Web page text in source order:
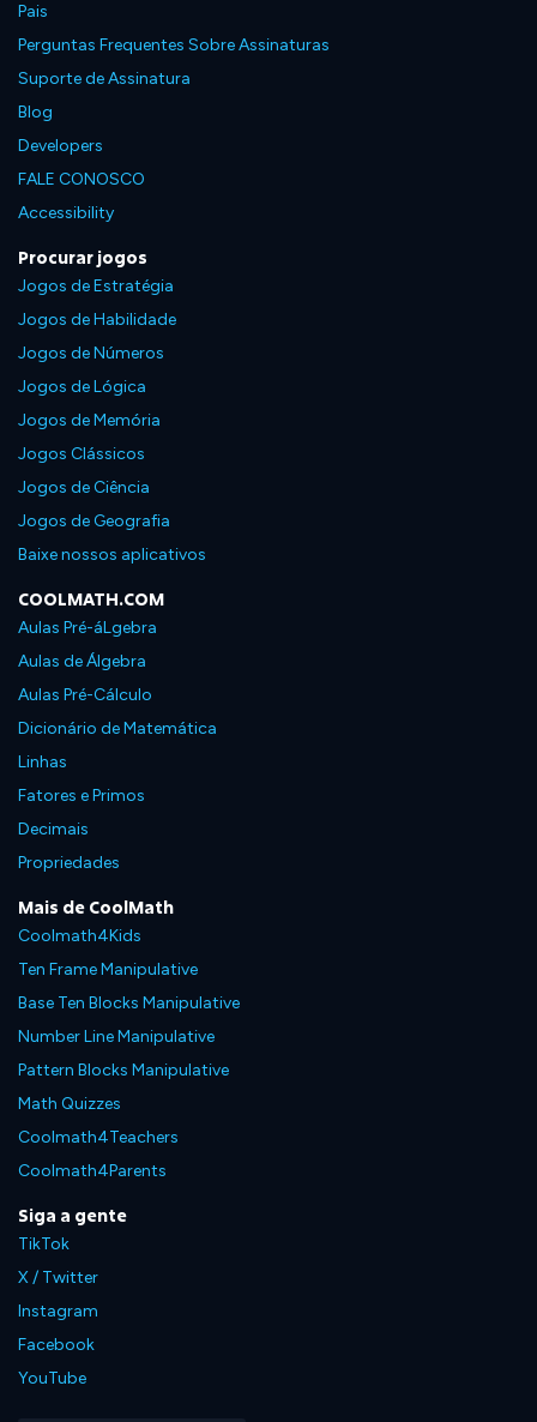
Pais
Perguntas Frequentes Sobre Assinaturas
Suporte de Assinatura
Blog
Developers
FALE CONOSCO
Accessibility
Procurar jogos
Jogos de Estratégia
Jogos de Habilidade
Jogos de Números
Jogos de Lógica
Jogos de Memória
Jogos Clássicos
Jogos de Ciência
Jogos de Geografia
Baixe nossos aplicativos
COOLMATH.COM
Aulas Pré-áLgebra
Aulas de Álgebra
Aulas Pré-Cálculo
Dicionário de Matemática
Linhas
Fatores e Primos
Decimais
Propriedades
Mais de CoolMath
Coolmath4Kids
Ten Frame Manipulative
Base Ten Blocks Manipulative
Number Line Manipulative
Pattern Blocks Manipulative
Math Quizzes
Coolmath4Teachers
Coolmath4Parents
Siga a gente
TikTok
X / Twitter
Instagram
Facebook
YouTube